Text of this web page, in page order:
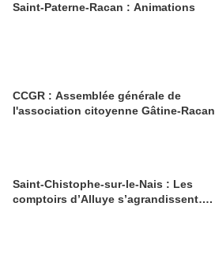
Saint-Paterne-Racan : Animations
CCGR : Assemblée générale de
l'association citoyenne Gâtine-Racan
Saint-Chistophe-sur-le-Nais : Les
comptoirs d’Alluye s’agrandissent….